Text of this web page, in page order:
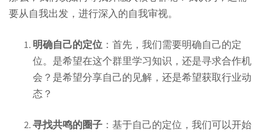
要从自我出发，进行深入的自我审视。
明确自己的定位：首先，我们需要明确自己的定
位。是希望在这个群里学习知识，还是寻求合作机
会？是希望分享自己的见解，还是希望获取行业动
态？
寻找共鸣的圈子：基于自己的定位，我们可以开始